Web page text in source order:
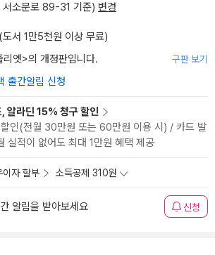
서소문로 89-31 기준) 변경
서 1만5천원 이상 무료)
리엣>의 개정판입니다. 구판 보기
출간알림 신청
알라딘 15% 청구 할인
인(전월 30만원 또는 60만원 이용 시) / 카드 발
실적이 없어도 최대 1만원 혜택 제공
이자 할부 소득공제 310원
알림을 받아보세요 신청